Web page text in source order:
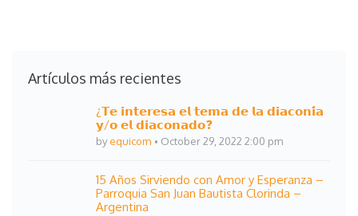
Artículos más recientes
¿𝗧𝗲 𝗶𝗻𝘁𝗲𝗿𝗲𝘀𝗮 𝗲𝗹 𝘁𝗲𝗺𝗮 𝗱𝗲 𝗹𝗮 𝗱𝗶𝗮𝗰𝗼𝗻𝗶́𝗮
𝘆/𝗼 𝗲𝗹 𝗱𝗶𝗮𝗰𝗼𝗻𝗮𝗱𝗼❓
byequicom October 29, 2022 2:00 pm
15 Años Sirviendo con Amor y Esperanza –
Parroquia San Juan Bautista Clorinda –
Argentina